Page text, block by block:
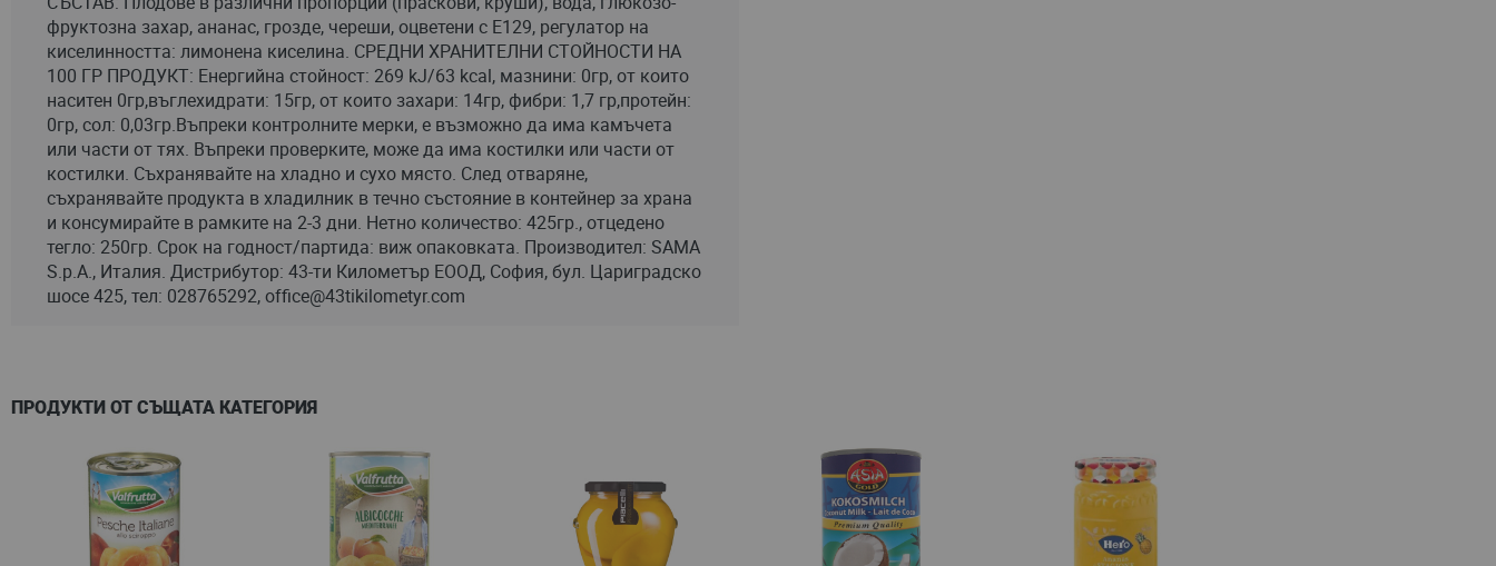
галерия
снимки
фруктозна захар, ананас, грозде, череши, оцветени с E129, регулатор на
киселинността: лимонена киселина. СРЕДНИ ХРАНИТЕЛНИ СТОЙНОСТИ НА
100 ГР ПРОДУКТ: Енергийна стойност: 269 kJ/63 kcal, мазнини: 0гр, от които
наситен 0гр,въглехидрати: 15гр, от които захари: 14гр, фибри: 1,7 гр,протейн:
0гр, сол: 0,03гр.Въпреки контролните мерки, е възможно да има камъчета
или части от тях. Въпреки проверките, може да има костилки или части от
костилки. Съхранявайте на хладно и сухо място. След отваряне,
съхранявайте продукта в хладилник в течно състояние в контейнер за храна
и консумирайте в рамките на 2-3 дни. Нетно количество: 425гр., отцедено
тегло: 250гр. Срок на годност/партида: виж опаковката. Производител: SAMA
S.p.A., Италия. Дистрибутор: 43-ти Километър ЕООД, София, бул. Цариградско
шосе 425, тел: 028765292,office@43tikilometyr.com
ПРОДУКТИ ОТ СЪЩАТА КАТЕГОРИЯ